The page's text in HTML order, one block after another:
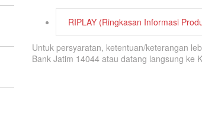
RIPLAY (Ringkasan Informasi
Untuk persyaratan, ketentuan/keterangan
Bank Jatim 14044 atau datang langsung ke